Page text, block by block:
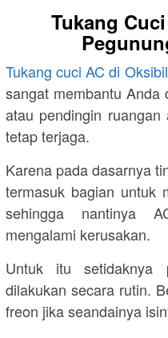
Tukang
Tukang cuci AC di
sangat membantu Anda
atau pendingin
tetap terjaga.
Karena pada dasarnya
termasuk bagian untuk
sehingga nantinya
mengalami kerusakan.
Untuk itu setidaknya
dilakukan secara rutin.
freon jika seandainya